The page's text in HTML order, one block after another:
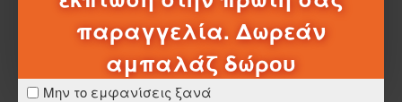
παραγγελία. Δωρεάν
αμπαλάζ δώρου
Μην το εμφανίσεις ξανά
ΧΑΡΑΚΤΗΡΙΣΤΙΚΆ